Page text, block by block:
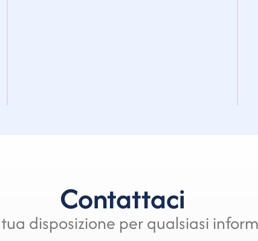
Contattaci
disposizione per qualsiasi